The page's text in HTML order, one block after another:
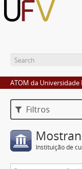
ATOM da Universidade
Filtros
Instituição de